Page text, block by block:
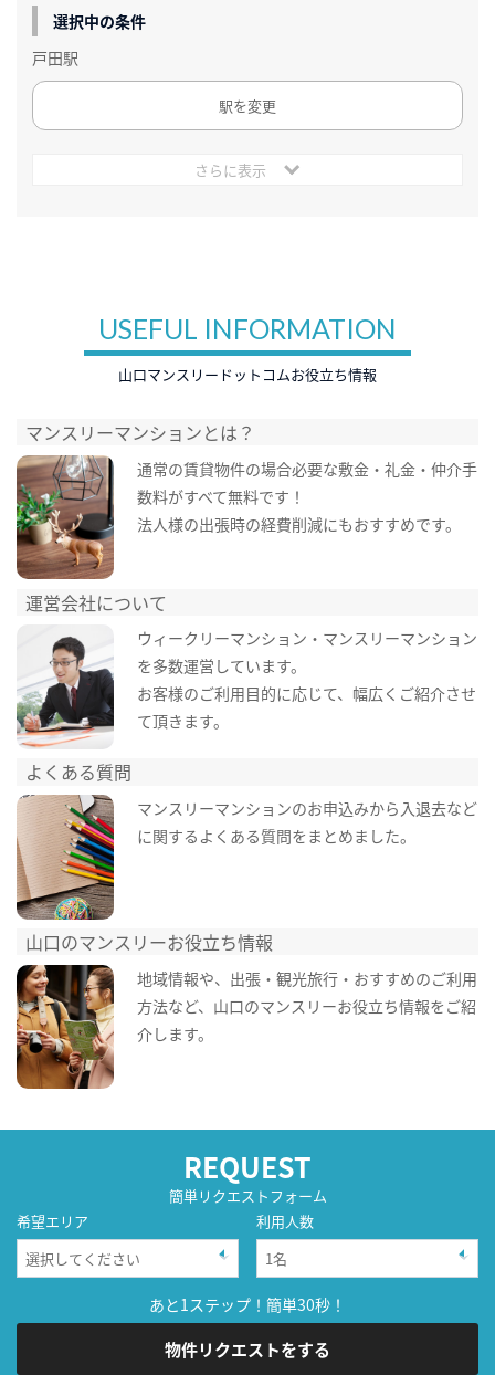
選択中の条件
戸田駅
駅を変更
さらに表示
USEFUL INFORMATION
山口マンスリードットコムお役立ち情報
マンスリーマンションとは？
通常の賃貸物件の場合必要な敷金・礼金・仲介手
数料がすべて無料です！
法人様の出張時の経費削減にもおすすめです。
運営会社について
ウィークリーマンション・マンスリーマンション
を多数運営しています。
お客様のご利用目的に応じて、幅広くご紹介させ
て頂きます。
よくある質問
マンスリーマンションのお申込みから入退去など
に関するよくある質問をまとめました。
山口のマンスリーお役立ち情報
地域情報や、出張・観光旅行・おすすめのご利用
方法など、山口のマンスリーお役立ち情報をご紹
介します。
REQUEST
簡単リクエストフォーム
希望エリア
利用人数
あと1ステップ！簡単30秒！
物件リクエストをする